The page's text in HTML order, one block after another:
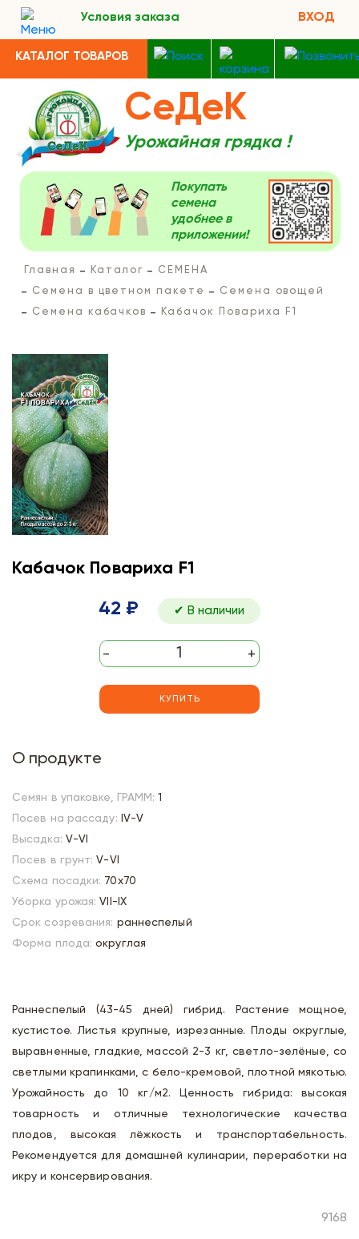
Условия заказа ВХОД
КАТАЛОГ ТОВАРОВ
СеДеК
Урожайная грядка !
Покупать
семена
удобнее в
приложении!
Главная Каталог
СЕМЕНА
Семена в цветном пакете
Семена овощей
Семена кабачков
Кабачок Повариха F1
Кабачок Повариха F1
42 ₽ ✔ В наличии
- +
КУПИТЬ
О продукте
Семян в упаковке, ГРАММ: 1
Посев на рассаду: IV-V
Высадка: V-VI
Посев в грунт: V-VI
Схема посадки: 70х70
Уборка урожая: VII-IX
Срок созревания: раннеспелый
Форма плода: округлая
Раннеспелый (43-45 дней) гибрид. Растение мощное,
кустистое. Листья крупные, изрезанные. Плоды округлые,
выравненные, гладкие, массой 2-3 кг, светло-зелёные, со
светлыми крапинками, с бело-кремовой, плотной мякотью.
Урожайность до 10 кг/м2. Ценность гибрида: высокая
товарность и отличные технологические качества
плодов, высокая лёжкость и транспортабельность.
Рекомендуется для домашней кулинарии, переработки на
икру и консервирования.
9168